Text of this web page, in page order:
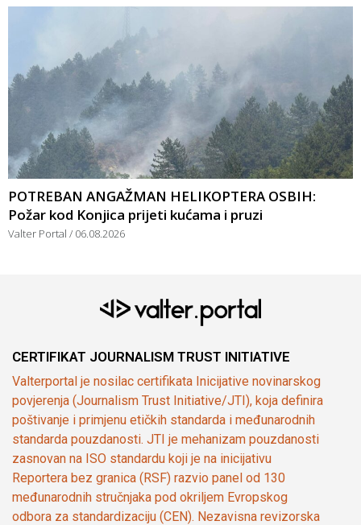
POTREBAN ANGAŽMAN HELIKOPTERA OSBIH:
Požar kod Konjica prijeti kućama i pruzi
Valter Portal 06.08.2026
CERTIFIKAT JOURNALISM TRUST INITIATIVE
Valterportal je nosilac certifikata Inicijative novinarskog
povjerenja (Journalism Trust Initiative/JTI), koja definira
poštivanje i primjenu etičkih standarda i međunarodnih
standarda pouzdanosti. JTI je mehanizam pouzdanosti
zasnovan na ISO standardu koji je na inicijativu
Reportera bez granica (RSF) razvio panel od 130
međunarodnih stručnjaka pod okriljem Evropskog
odbora za standardizaciju (CEN). Nezavisna revizorska